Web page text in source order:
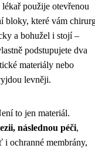
použije otevřenou
bloky, které vám
a bohužel i stojí –
podstupujete dva
materiály nebo
levněji.
to jen materiál.
následnou péči,
ochranné membrány,